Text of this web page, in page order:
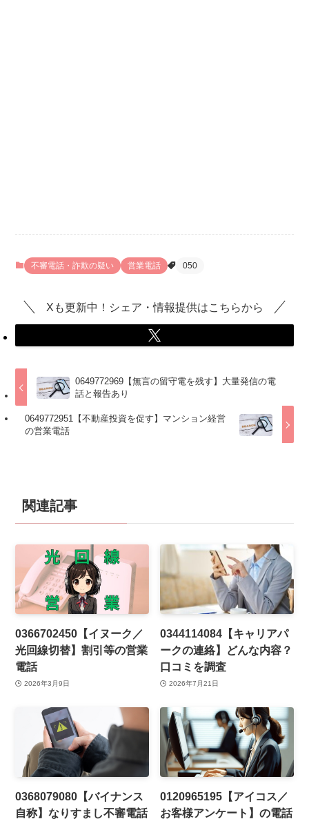
不審電話・詐欺の疑い 営業電話 050
Xも更新中！シェア・情報提供はこちらから
0649772969【無言の留守電を残す】大量発信の電
話と報告あり
0649772951【不動産投資を促す】マンション経営
の営業電話
関連記事
0366702450【イヌーク／
光回線切替】割引等の営業
電話
2026年3月9日
0344114084【キャリアパ
ークの連絡】どんな内容？
口コミを調査
2026年7月21日
0368079080【バイナンス
自称】なりすまし不審電話
0120965195【アイコス／
お客様アンケート】の電話